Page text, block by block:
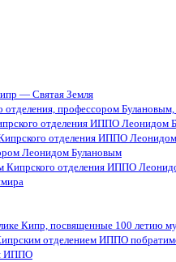
— Святая Земля
отделения, профессором
отделения ИППО Леонидом
отделения ИППО
Леонидом Булановым
Кипрского отделения ИППО
Кипр, посвященные 100 летию
отделением ИППО
ИППО